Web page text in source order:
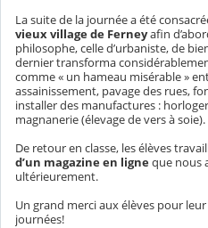
La suite de la journée a été
vieux village de Ferneyafin
philosophe, celle d’urbaniste, de
dernier transforma
comme « un hameau misérable »
assainissement, pavage des rues,
installer des manufactures :
magnanerie (élevage de vers à soie).
De retour en classe, les élèves
d’un magazine en ligneque nous
ultérieurement.
Un grand merci aux élèves pour
journées!